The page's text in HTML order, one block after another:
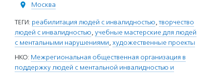
Москва
ТЕГИ: реабилитация людей с инвалидностью,творчество
людей с инвалидностью, учебные мастерские для людей
с ментальными нарушениями, художественные проекты
НКО: Межрегиональная общественная организация в
поддержку людей с ментальной инвалидностью и